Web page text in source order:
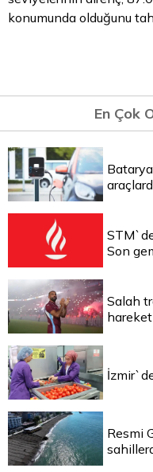
konumunda olduğunu
En Çok
Son
Salah
Resmi